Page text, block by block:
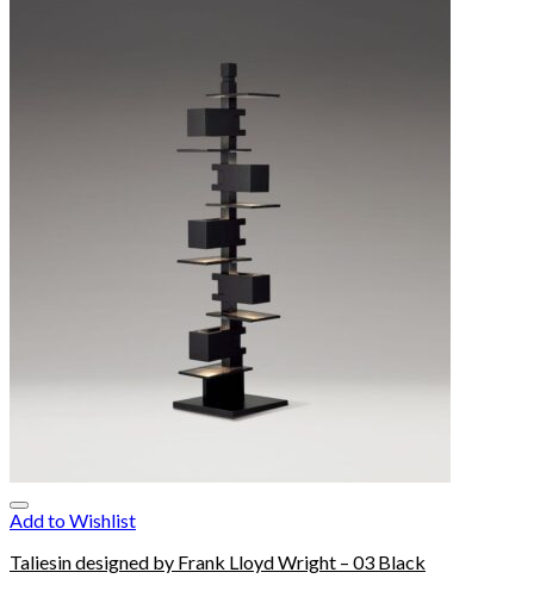
Add to Wishlist
Taliesin designed by Frank Lloyd Wright – 03 Black